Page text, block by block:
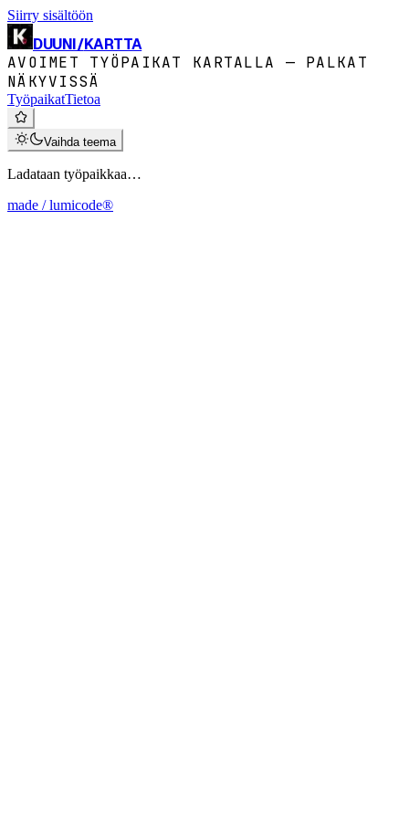
Siirry sisältöön
DUUNI/KARTTA
AVOIMET TYÖPAIKAT KARTALLA — PALKAT
NÄKYVISSÄ
TyöpaikatTietoa
Vaihda teema
Ladataan työpaikkaa…
made / lumicode®